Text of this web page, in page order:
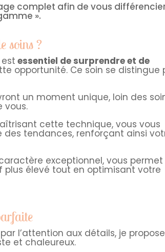
complet afin de vous
».
soins ?
essentiel de surprendre et de
opportunité. Ce soin se distingue
un moment unique, loin des
vous.
cette technique, vous vous
tendances, renforçant ainsi
exceptionnel, vous
élevé tout en optimisant votre
l’attention aux détails, je propose
et chaleureux.